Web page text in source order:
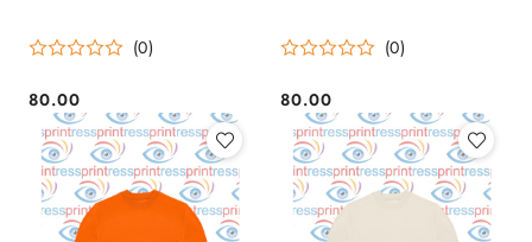
(0)
Cena:
80.00
(0)
Cena:
80.00